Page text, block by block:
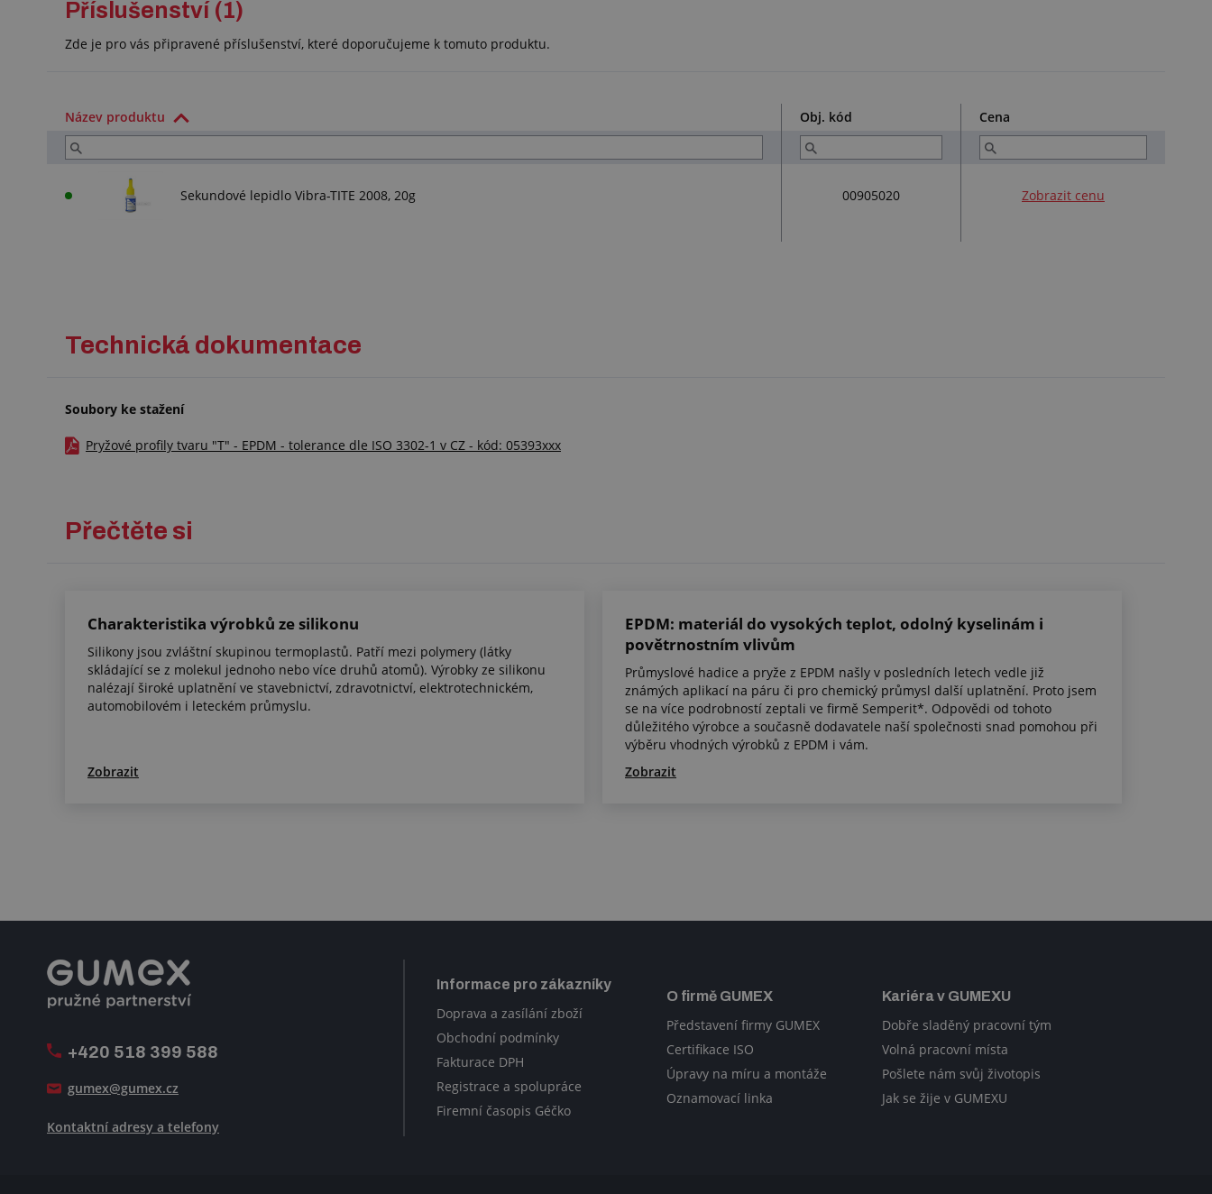
Příslušenství (1)
Zde je pro vás připravené příslušenství, které doporučujeme k tomuto produktu.
Název produktu Obj. kód Cena
Sekundové lepidlo Vibra-TITE 2008, 20g 00905020 Zobrazit cenu
Technická dokumentace
Soubory ke stažení
Pryžové profily tvaru "T" - EPDM - tolerance dle ISO 3302-1 v CZ - kód: 05393xxx
Přečtěte si
Charakteristika výrobků ze silikonu
Silikony jsou zvláštní skupinou termoplastů. Patří mezi polymery (látky
skládající se z molekul jednoho nebo více druhů atomů). Výrobky ze silikonu
nalézají široké uplatnění ve stavebnictví, zdravotnictví, elektrotechnickém,
automobilovém i leteckém průmyslu.
Zobrazit
EPDM: materiál do vysokých teplot, odolný kyselinám i
povětrnostním vlivům
Průmyslové hadice a pryže z EPDM našly v posledních letech vedle již
známých aplikací na páru či pro chemický průmysl další uplatnění. Proto jsem
se na více podrobností zeptali ve firmě Semperit*. Odpovědi od tohoto
důležitého výrobce a současně dodavatele naší společnosti snad pomohou při
výběru vhodných výrobků z EPDM i vám.
Zobrazit
+420 518 399 588
gumex@gumex.cz
Kontaktní adresy a telefony
Informace pro zákazníky
Doprava a zasílání zboží
Obchodní podmínky
Fakturace DPH
Registrace a spolupráce
Firemní časopis Géčko
O firmě GUMEX
Představení firmy GUMEX
Certifikace ISO
Úpravy na míru a montáže
Oznamovací linka
Kariéra v GUMEXU
Dobře sladěný pracovní tým
Volná pracovní místa
Pošlete nám svůj životopis
Jak se žije v GUMEXU